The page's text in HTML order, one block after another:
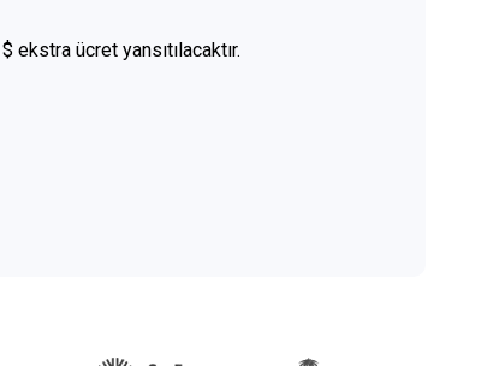
ücret yansıtılacaktır.